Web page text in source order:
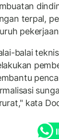
terpal,
balai
kata